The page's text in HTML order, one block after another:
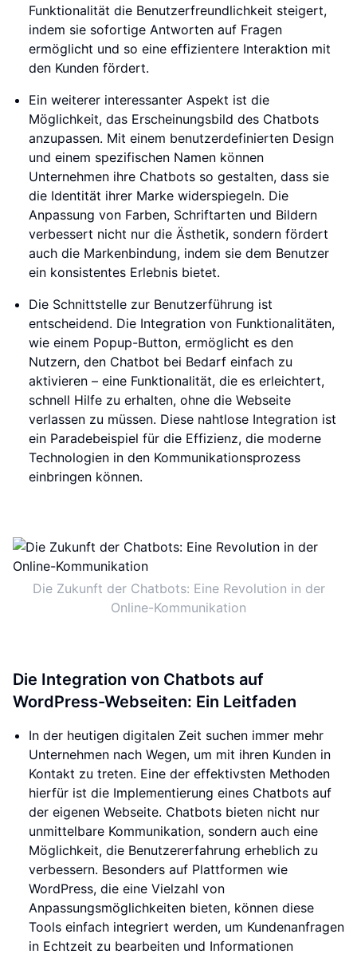
Funktionalität die Benutzerfreundlichkeit steigert,
indem sie sofortige Antworten auf Fragen
ermöglicht und so eine effizientere Interaktion mit
den Kunden fördert.
Ein weiterer interessanter Aspekt ist die
Möglichkeit, das Erscheinungsbild des Chatbots
anzupassen. Mit einem benutzerdefinierten Design
und einem spezifischen Namen können
Unternehmen ihre Chatbots so gestalten, dass sie
die Identität ihrer Marke widerspiegeln. Die
Anpassung von Farben, Schriftarten und Bildern
verbessert nicht nur die Ästhetik, sondern fördert
auch die Markenbindung, indem sie dem Benutzer
ein konsistentes Erlebnis bietet.
Die Schnittstelle zur Benutzerführung ist
entscheidend. Die Integration von Funktionalitäten,
wie einem Popup-Button, ermöglicht es den
Nutzern, den Chatbot bei Bedarf einfach zu
aktivieren – eine Funktionalität, die es erleichtert,
schnell Hilfe zu erhalten, ohne die Webseite
verlassen zu müssen. Diese nahtlose Integration ist
ein Paradebeispiel für die Effizienz, die moderne
Technologien in den Kommunikationsprozess
einbringen können.
Die Zukunft der Chatbots: Eine Revolution in der
Online-Kommunikation
Die Integration von Chatbots auf
WordPress-Webseiten: Ein Leitfaden
In der heutigen digitalen Zeit suchen immer mehr
Unternehmen nach Wegen, um mit ihren Kunden in
Kontakt zu treten. Eine der effektivsten Methoden
hierfür ist die Implementierung eines Chatbots auf
der eigenen Webseite. Chatbots bieten nicht nur
unmittelbare Kommunikation, sondern auch eine
Möglichkeit, die Benutzererfahrung erheblich zu
verbessern. Besonders auf Plattformen wie
WordPress, die eine Vielzahl von
Anpassungsmöglichkeiten bieten, können diese
Tools einfach integriert werden, um Kundenanfragen
in Echtzeit zu bearbeiten und Informationen